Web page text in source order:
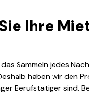
Ihre
Sammeln jedes
haben wir den
Berufstätiger sind.